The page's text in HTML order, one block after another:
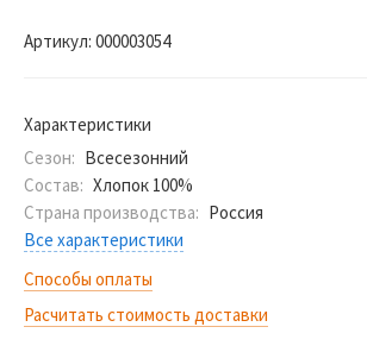
Артикул: 000003054
Характеристики
Сезон: Всесезонний
Состав: Хлопок 100%
Страна производства: Россия
Все характеристики
Способы оплаты
Расчитать стоимость доставки